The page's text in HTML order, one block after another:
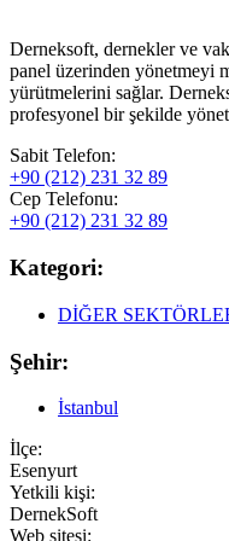
Derneksoft, dernekler ve
panel üzerinden yönetmeyi
yürütmelerini sağlar.
profesyonel bir şekilde
Sabit Telefon:
+90 (212) 231 32 89
Cep Telefonu:
+90 (212) 231 32 89
Kategori:
DİĞER
Şehir:
İstanbul
İlçe:
Esenyurt
Yetkili kişi:
DernekSoft
Web sitesi: